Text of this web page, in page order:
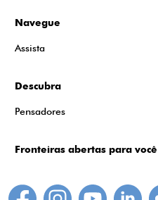
Navegue
Assista
Descubra
Pensadores
Fronteiras abertas para você